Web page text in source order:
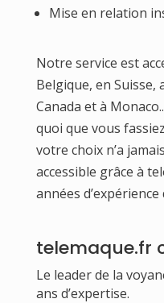
Mise en relation
Notre service est
Belgique, en Suisse,
Canada et à
quoi que vous
votre choix n’a
accessible grâce à
années
telemaque.fr
Le leader de la
ans d’expertise.